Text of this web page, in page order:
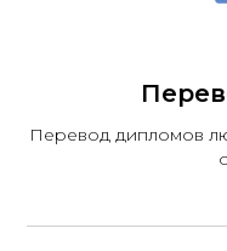
Перевод дипломов